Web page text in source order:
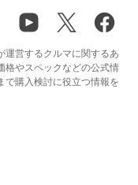
運営するクルマに関するあ
格やスペックなどの公式情
で購入検討に役立つ情報を